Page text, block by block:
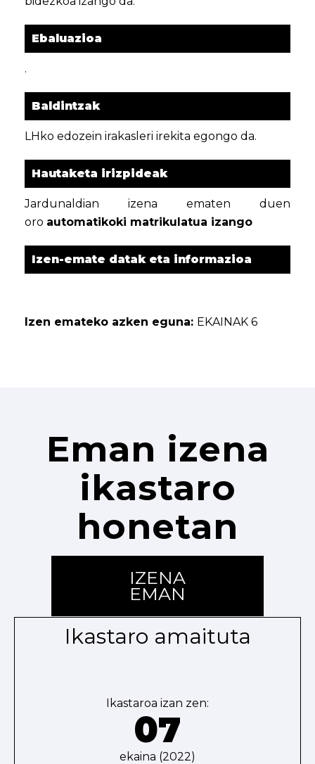
Ebaluazioa
.
Baldintzak
LHko edozein irakasleri irekita egongo da.
Hautaketa irizpideak
Jardunaldian izena ematen duen
oro automatikoki matrikulatua izango
Izen-emate datak eta informazioa
Izen emateko azken eguna: EKAINAK 6
Eman izena
ikastaro
honetan
IZENA
EMAN
Ikastaro amaituta
Ikastaroa izan zen:
07
ekaina (2022)